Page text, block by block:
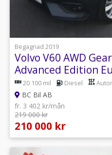
1
Begagnad 2019
Volvo V60 AWD
Advanced Edition
20 100 mil Diesel
BC Bil AB
fr. 3 402 kr/mån
219 000 kr
210 000 kr